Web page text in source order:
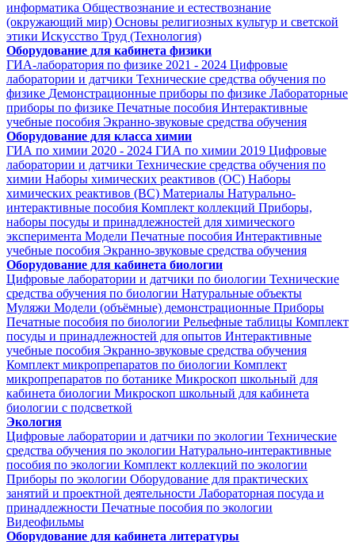
информатика Обществознание и естествознание
(окружающий мир) Основы религиозных культур и светской
этики Искусство Труд (Технология)
Оборудование для кабинета физики
ГИА-лаборатория по физике 2021 - 2024 Цифровые
лаборатории и датчики Технические средства обучения по
физике Демонстрационные приборы по физике Лабораторные
приборы по физике Печатные пособия Интерактивные
учебные пособия Экранно-звуковые средства обучения
Оборудование для класса химии
ГИА по химии 2020 - 2024 ГИА по химии 2019 Цифровые
лаборатории и датчики Технические средства обучения по
химии Наборы химических реактивов (ОС) Наборы
химических реактивов (ВС) Материалы Натурально-
интерактивные пособия Комплект коллекций Приборы,
наборы посуды и принадлежностей для химического
эксперимента Модели Печатные пособия Интерактивные
учебные пособия Экранно-звуковые средства обучения
Оборудование для кабинета биологии
Цифровые лаборатории и датчики по биологии Технические
средства обучения по биологии Натуральные объекты
Муляжи Модели (объёмные) демонстрационные Приборы
Печатные пособия по биологии Рельефные таблицы Комплект
посуды и принадлежностей для опытов Интерактивные
учебные пособия Экранно-звуковые средства обучения
Комплект микропрепаратов по биологии Комплект
микропрепаратов по ботанике Микроскоп школьный для
кабинета биологии Микроскоп школьный для кабинета
биологии с подсветкой
Экология
Цифровые лаборатории и датчики по экологии Технические
средства обучения по экологии Натурально-интерактивные
пособия по экологии Комплект коллекций по экологии
Приборы по экологии Оборудование для практических
занятий и проектной деятельности Лабораторная посуда и
принадлежности Печатные пособия по экологии
Видеофильмы
Оборудование для кабинета литературы